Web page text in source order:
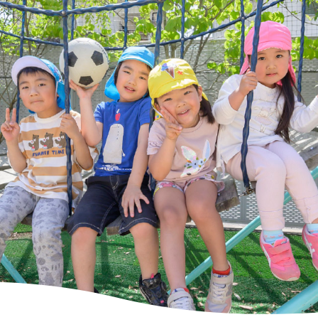
こ
ど
も
園
み
ど
り
保
育
園
｜
広
島
市